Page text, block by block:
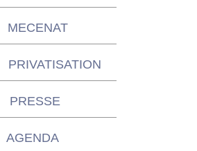
MECENAT
PRIVATISATION
PRESSE
AGENDA